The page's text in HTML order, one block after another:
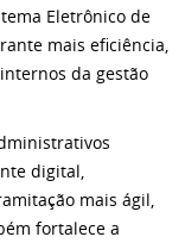
Eletrônico de
mais eficiência,
da gestão
digital,
mais ágil,
fortalece a